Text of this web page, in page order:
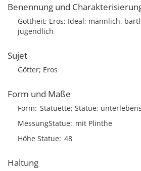
Benennung und
Gottheit; Eros; Ideal; männlich,
jugendlich
Sujet
Götter; Eros
Form und Maße
Form Statuette; Statue;
MessungStatue mit Plinthe
Höhe Statue 48
Haltung